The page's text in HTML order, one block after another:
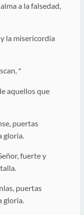
a la falsedad,
la misericordia
*
aquellos que
puertas
gloria.
fuerte y
puertas
gloria.